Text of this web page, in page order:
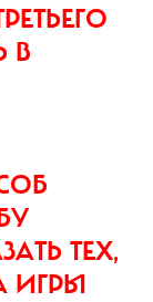
В
ТЕХ,
ИГРЫ